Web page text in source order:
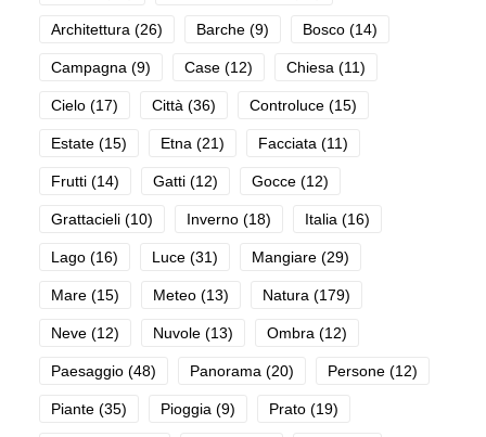
Architettura (26) Barche (9) Bosco (14)
Campagna (9) Case (12) Chiesa (11)
Cielo (17) Città (36) Controluce (15)
Estate (15) Etna (21) Facciata (11)
Frutti (14) Gatti (12) Gocce (12)
Grattacieli (10) Inverno (18) Italia (16)
Lago (16) Luce (31) Mangiare (29)
Mare (15) Meteo (13) Natura (179)
Neve (12) Nuvole (13) Ombra (12)
Paesaggio (48) Panorama (20) Persone (12)
Piante (35) Pioggia (9) Prato (19)